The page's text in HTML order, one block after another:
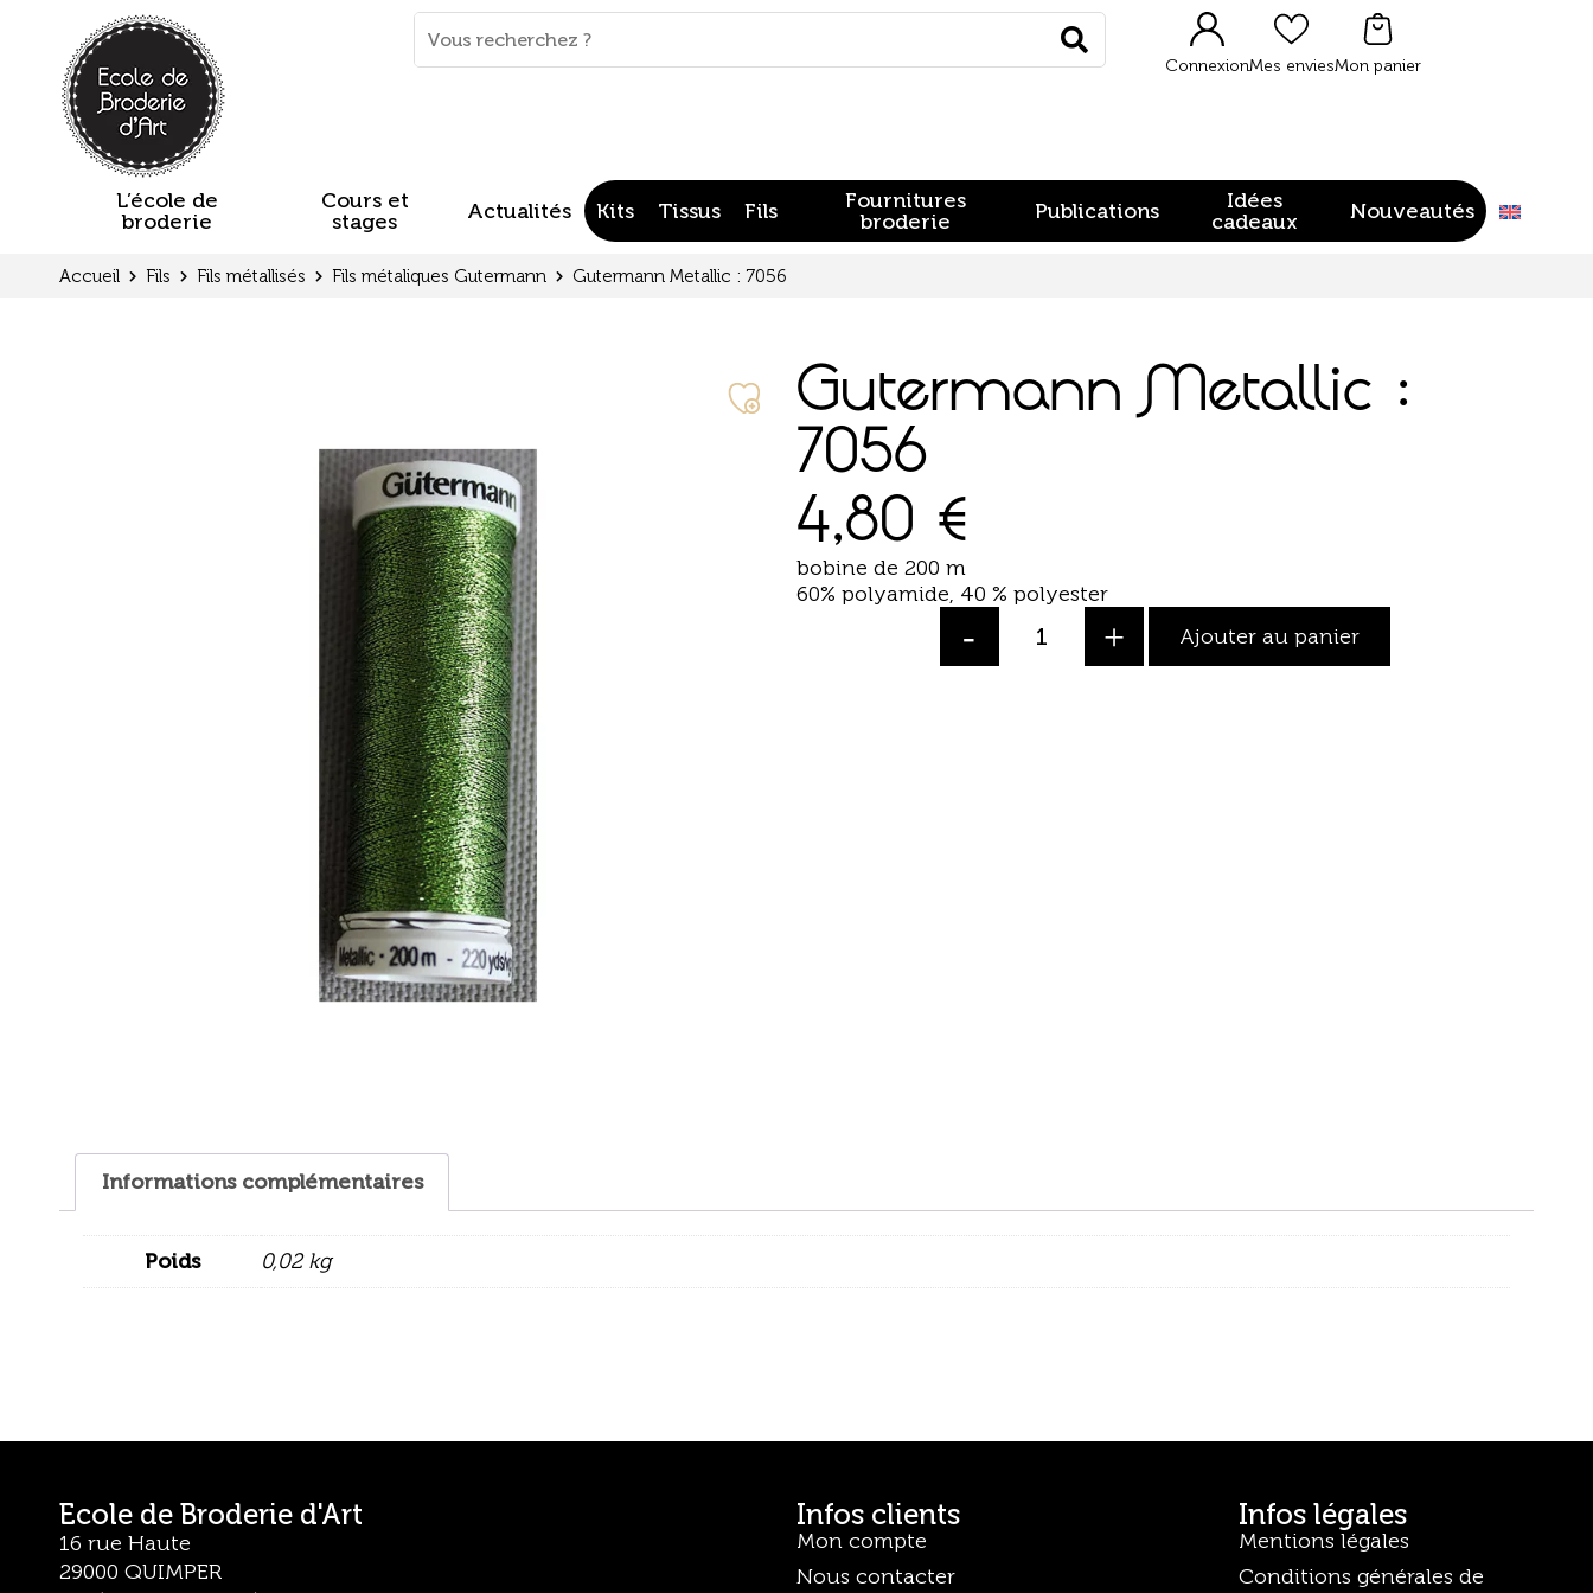
clés
Rechercher
ConnexionMes enviesMon panier
L’école de
broderie
Cours et
stages
Actualités Kits Tissus Fils
Fournitures
broderie
Publications
Idées
cadeaux
Nouveautés
Accueil Fils Fils métallisés Fils métaliques Gutermann Gutermann Metallic : 7056
Gutermann Metallic :
7056
4,80 €
bobine de 200 m
60% polyamide, 40 % polyester
- + Ajouter au panier
Informations complémentaires
Poids 0,02 kg
Ecole de Broderie d'Art
16 rue Haute
29000 QUIMPER
Infos clients
Mon compte
Nous contacter
Infos légales
Mentions légales
Conditions générales de
Panneau de gestion des cookies